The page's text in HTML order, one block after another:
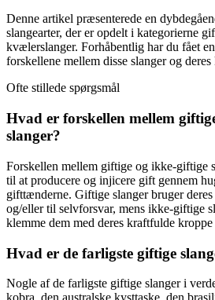
Denne artikel præsenterede en
slangearter, der er opdelt i kategorierne
kvælerslanger. Forhåbentlig har du fået
forskellene mellem disse slanger og
Ofte stillede spørgsmål
Hvad er forskellen mellem
slanger?
Forskellen mellem giftige og ikke-giftige
til at producere og injicere gift gennem
gifttænderne. Giftige slanger bruger
og/eller til selvforsvar, mens ikke-giftige
klemme dem med deres kraftfulde
Hvad er de farligste giftige
Nogle af de farligste giftige slanger i